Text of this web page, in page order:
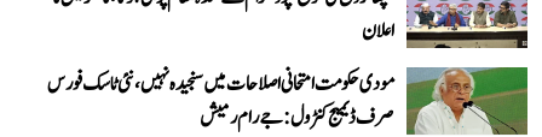
اعلان
مودی حکومت امتحانی اصلاحات میں سنجیدہ نہیں، نئی ٹاسک فورس
صرف ڈیمیج کنٹرول: جے رام رمیش